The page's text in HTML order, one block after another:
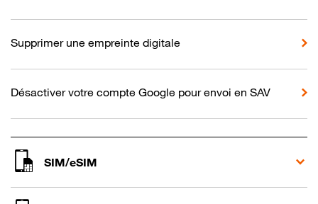
Supprimer une empreinte digitale
Désactiver votre compte Google pour envoi en SAV
SIM/eSIM